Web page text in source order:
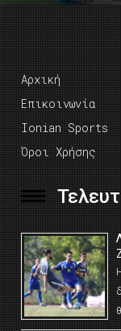
Αρχική
Επικοινωνία
Ionian Sports
Όροι Χρήσης